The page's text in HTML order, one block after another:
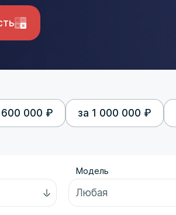
600 000 ₽ за 1 000 000 ₽
Модель